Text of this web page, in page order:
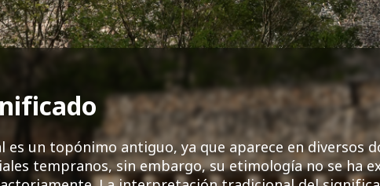
es un topónimo antiguo, ya que aparece en diversos
tempranos, sin embargo, su etimología no se ha